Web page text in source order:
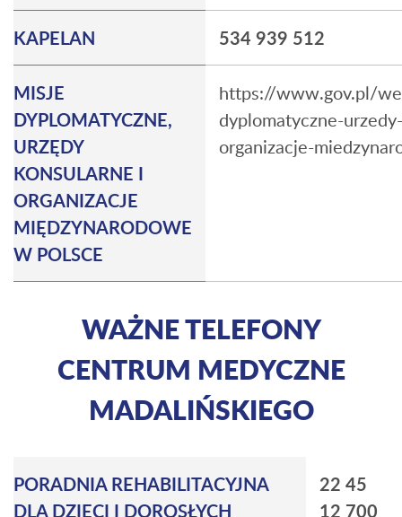
KAPELAN 534 939 512
MISJE
DYPLOMATYCZNE,
URZĘDY
KONSULARNE I
ORGANIZACJE
MIĘDZYNARODOWE
W POLSCE
https://www.gov.pl/
dyplomatyczne-
organizacje-
WAŻNE TELEFONY
CENTRUM MEDYCZNE
MADALIŃSKIEGO
PORADNIA REHABILITACYJNA
DLA DZIECI I DOROSŁYCH
22 45
12 700